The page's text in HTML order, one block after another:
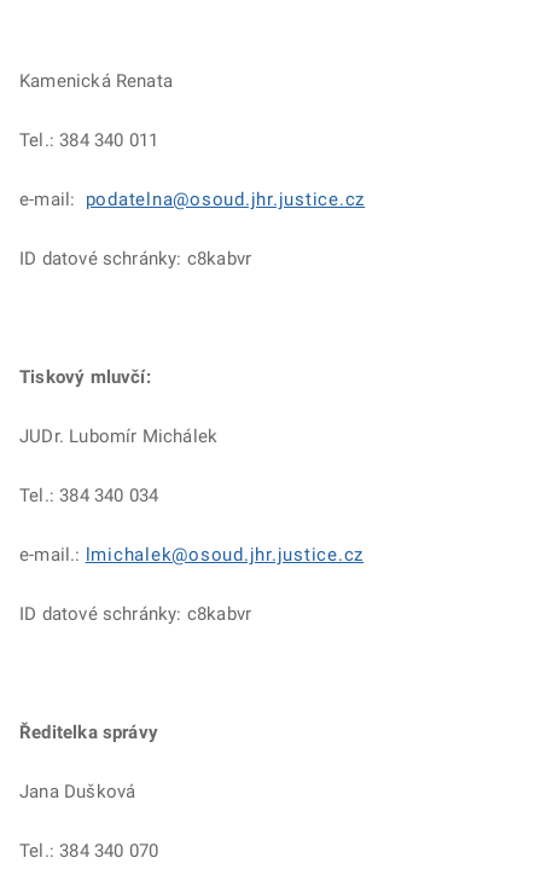
Kamenická Renata
Tel.: 384 340 011
e-mail: podatelna@osoud.jhr.justice.cz
ID datové schránky: c8kabvr
Tiskový mluvčí:
JUDr. Lubomír Michálek
Tel.: 384 340 034
e-mail.: lmichalek@osoud.jhr.justice.cz
ID datové schránky: c8kabvr
Ředitelka správy
Jana Dušková
Tel.: 384 340 070